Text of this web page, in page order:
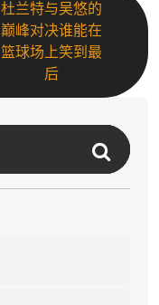
杜兰特与吴悠的
巅峰对决谁能在
篮球场上笑到最
后